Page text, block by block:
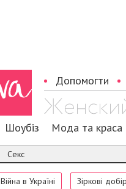
Допомогти
Шоубіз Мода та краса
Секс
Війна в Україні Зіркові